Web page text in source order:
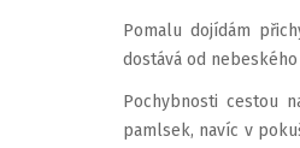
Pomalu dojídám
dostává od
Pochybnosti cestou
pamlsek, navíc v